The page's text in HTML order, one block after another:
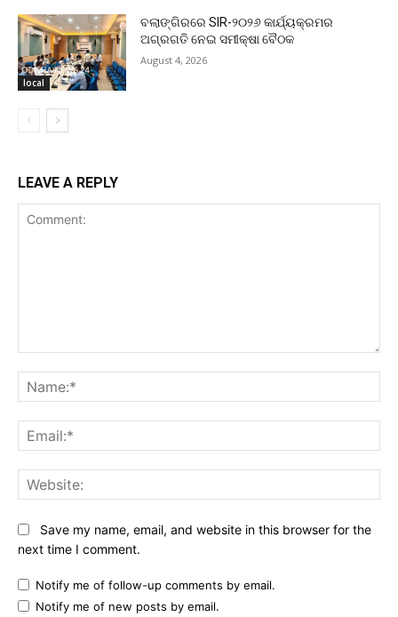
local
ବଲାଙ୍ଗିରରେ SIR-୨୦୨୬ କାର୍ଯ୍ୟକ୍ରମର
ଅଗ୍ରଗତି ନେଇ ସମୀକ୍ଷା ବୈଠକ
August 4, 2026
LEAVE A REPLY
Save my name, email, and website in this browser for the
next time I comment.
Notify me of follow-up comments by email.
Notify me of new posts by email.